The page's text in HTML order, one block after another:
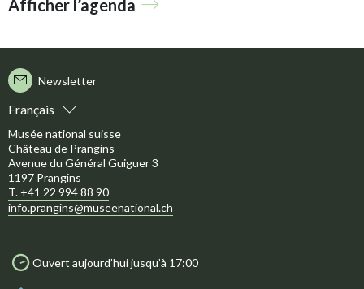
Afficher l’agenda
Français
Newsletter
Musée national suisse
Château de Prangins
Avenue du Général Guiguer 3
1197 Prangins
T. +41 22 994 88 90
info.prangins@museenational.ch
Ouvert aujourd’hui jusqu’à 17:00